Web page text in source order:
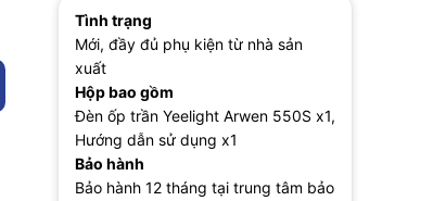
Tình trạng
Mới, đầy đủ phụ kiện từ nhà sản
xuất
Hộp bao gồm
Đèn ốp trần Yeelight Arwen 550S x1,
Hướng dẫn sử dụng x1
Bảo hành
Bảo hành 12 tháng tại trung tâm bảo